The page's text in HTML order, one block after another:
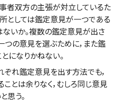
者双方の主張が対立しているた
としては鑑定意見が一つである
いか。複数の鑑定意見が出さ
つの意見を選ぶために，また鑑
になりかねない。
れ鑑定意見を出す方法でも，
とは余りなく，むしろ同じ意見
思う。